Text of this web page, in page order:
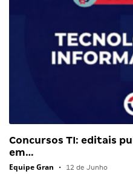
Concursos TI: editais
em…
Equipe Gran • 12 de Junho